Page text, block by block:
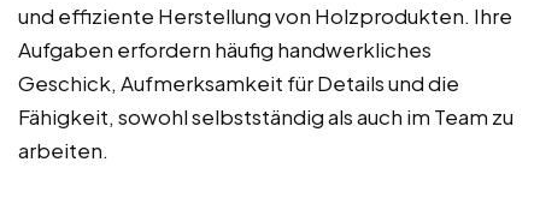
und effiziente Herstellung von Holzprodukten. Ihre
Aufgaben erfordern häufig handwerkliches
Geschick, Aufmerksamkeit für Details und die
Fähigkeit, sowohl selbstständig als auch im Team zu
arbeiten.